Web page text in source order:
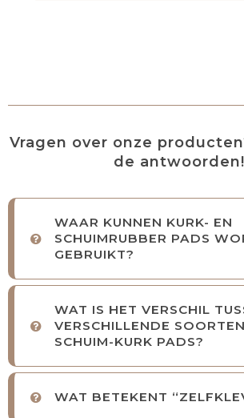
Vragen over onze
de antwoorden!
WAAR KUNNEN KURK- EN
SCHUIMRUBBER PADS
GEBRUIKT?
WAT IS HET VERSCHIL
VERSCHILLENDE SOORTEN
SCHUIM-KURK PADS?
WAT BETEKENT